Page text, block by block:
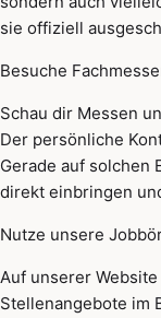
sie offiziell
Besuche
Schau dir Messen
Der persönliche
Gerade auf solchen
direkt einbringen
Nutze unsere
Auf unserer
Stellenangebote im